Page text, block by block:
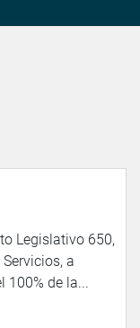
Legislativo 650,
a
100% de la...